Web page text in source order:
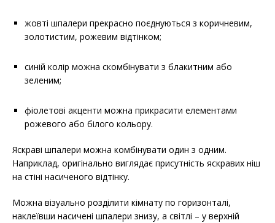
жовті шпалери прекрасно поєднуються з коричневим,
золотистим, рожевим відтінком;
синій колір можна скомбінувати з блакитним або
зеленим;
фіолетові акценти можна прикрасити елементами
рожевого або білого кольору.
Яскраві шпалери можна комбінувати один з одним.
Наприклад, оригінально виглядає присутність яскравих ніш
на стіні насиченого відтінку.
Можна візуально розділити кімнату по горизонталі,
наклеївши насичені шпалери знизу, а світлі – у верхній